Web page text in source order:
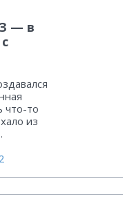
— в
что-то
из